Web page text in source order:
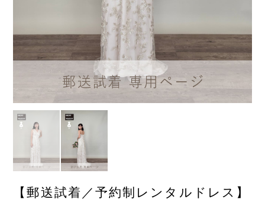
【郵送試着／予約制レンタルドレス】